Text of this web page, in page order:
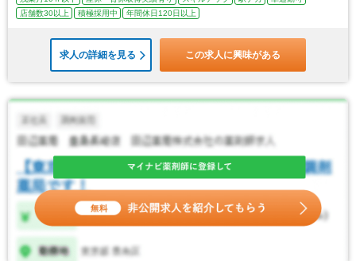
店舗数30以上
積極採用中 年間休日120日以上
求人の詳細を見る この求人に興味がある